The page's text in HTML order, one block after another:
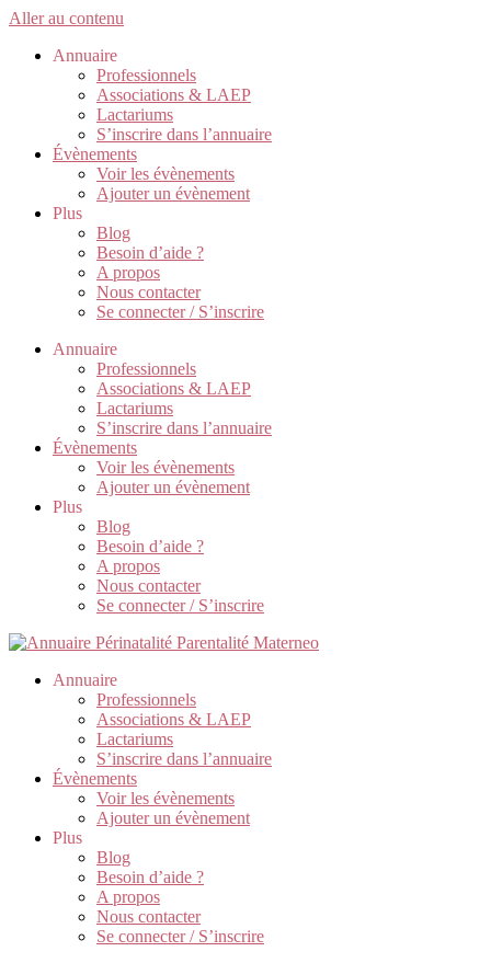
Aller au contenu
Annuaire
Professionnels
Associations & LAEP
Lactariums
S’inscrire dans l’annuaire
Évènements
Voir les évènements
Ajouter un évènement
Plus
Blog
Besoin d’aide ?
A propos
Nous contacter
Se connecter / S’inscrire
Annuaire
Professionnels
Associations & LAEP
Lactariums
S’inscrire dans l’annuaire
Évènements
Voir les évènements
Ajouter un évènement
Plus
Blog
Besoin d’aide ?
A propos
Nous contacter
Se connecter / S’inscrire
Annuaire
Professionnels
Associations & LAEP
Lactariums
S’inscrire dans l’annuaire
Évènements
Voir les évènements
Ajouter un évènement
Plus
Blog
Besoin d’aide ?
A propos
Nous contacter
Se connecter / S’inscrire